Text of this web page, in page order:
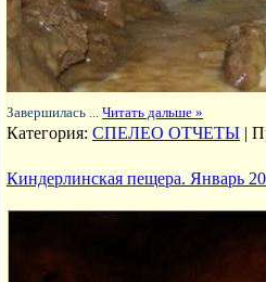
Завершилась ... Читать дальше »
Категория: СПЕЛЕО ОТЧЕТЫ |
Киндерлинская пещера. Январь